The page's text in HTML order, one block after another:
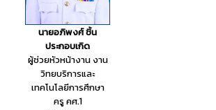
นายอภิพงศ์ ชิ้น
ประกอบเกิด
ผู้ช่วยหัวหน้างาน งาน
วิทยบริการและ
เทคโนโลยีการศึกษา
ครู คศ.1